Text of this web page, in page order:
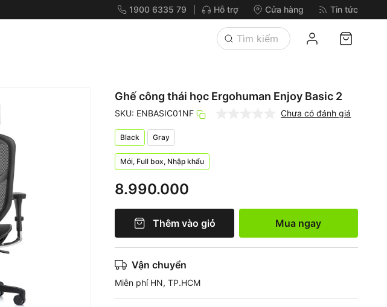
1900 6335 79 Hỗ trợ Cửa hàng Tin tức
Ghế công thái học Ergohuman Enjoy Basic 2
SKU: ENBASIC01NF Chưa có đánh giá
Black Gray
Mới, Full box, Nhập khẩu
8.990.000
Thêm vào giỏ Mua ngay
Vận chuyển
Miễn phí HN, TP.HCM